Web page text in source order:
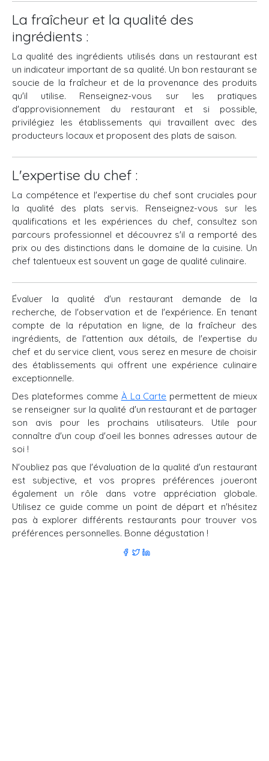
La fraîcheur et la qualité des
ingrédients :
La qualité des ingrédients utilisés dans un restaurant est
un indicateur important de sa qualité. Un bon restaurant se
soucie de la fraîcheur et de la provenance des produits
qu'il utilise. Renseignez-vous sur les pratiques
d'approvisionnement du restaurant et si possible,
privilégiez les établissements qui travaillent avec des
producteurs locaux et proposent des plats de saison.
L'expertise du chef :
La compétence et l'expertise du chef sont cruciales pour
la qualité des plats servis. Renseignez-vous sur les
qualifications et les expériences du chef, consultez son
parcours professionnel et découvrez s'il a remporté des
prix ou des distinctions dans le domaine de la cuisine. Un
chef talentueux est souvent un gage de qualité culinaire.
Évaluer la qualité d'un restaurant demande de la
recherche, de l'observation et de l'expérience. En tenant
compte de la réputation en ligne, de la fraîcheur des
ingrédients, de l'attention aux détails, de l'expertise du
chef et du service client, vous serez en mesure de choisir
des établissements qui offrent une expérience culinaire
exceptionnelle.
Des plateformes comme À La Carte permettent de mieux
se renseigner sur la qualité d'un restaurant et de partager
son avis pour les prochains utilisateurs. Utile pour
connaître d'un coup d'oeil les bonnes adresses autour de
soi !
N'oubliez pas que l'évaluation de la qualité d'un restaurant
est subjective, et vos propres préférences joueront
également un rôle dans votre appréciation globale.
Utilisez ce guide comme un point de départ et n'hésitez
pas à explorer différents restaurants pour trouver vos
préférences personnelles. Bonne dégustation !